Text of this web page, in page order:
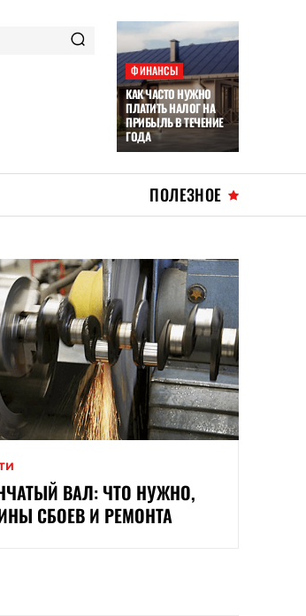
ФИНАНСЫ
КАК ЧАСТО НУЖНО
ПЛАТИТЬ НАЛОГ НА
ПРИБЫЛЬ В ТЕЧЕНИЕ
ГОДА
ПОЛЕЗНОЕ
ВАЛ: ЧТО НУЖНО,
СБОЕВ И РЕМОНТА